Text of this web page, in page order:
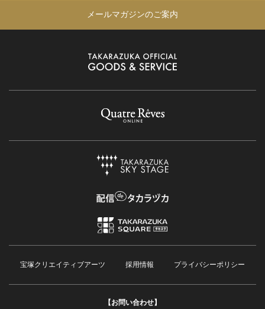
メールマガジンのご案内
宝塚クリエイティブアーツ 採用情報 プライバシーポリシー
【お問い合わせ】